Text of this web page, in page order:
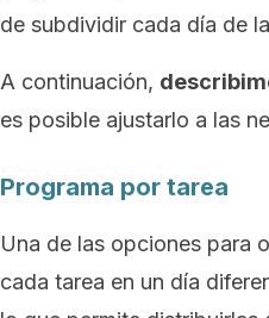
de subdividir cada día de
A continuación,
es posible ajustarlo a las
Programa por tarea
Una de las opciones para
cada tarea en un día